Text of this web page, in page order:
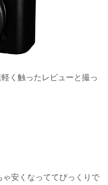
く触ったレビューと撮っ
ゃ安くなっててびっくりで